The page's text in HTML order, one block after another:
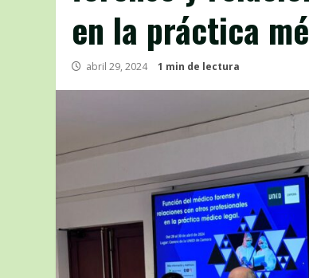
en la práctica
abril 29, 2024 1 min de lectura